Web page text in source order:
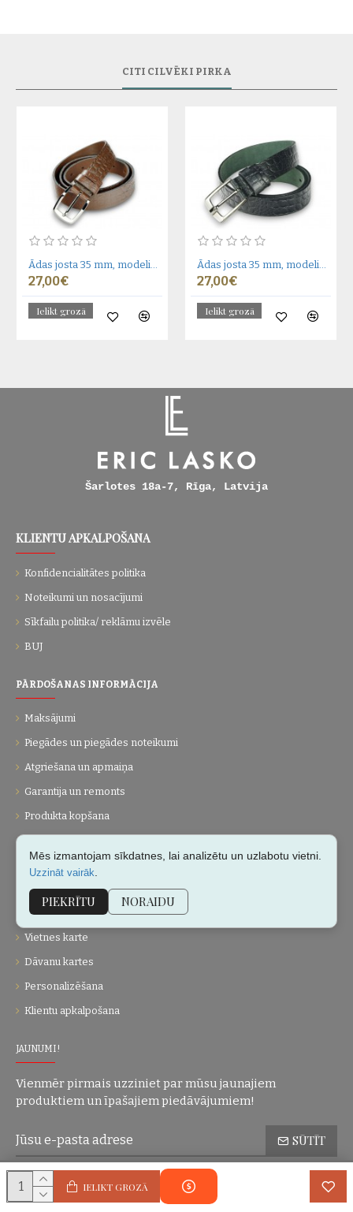
IELIKT GROZĀ
CITI CILVĒKI PIRKA
27,00€
Ielikt grozā
27,00€
Ielikt grozā
Šarlotes 18a-7, Rīga, Latvija
KLIENTU APKALPOŠANA
Konfidencialitātes politika
Noteikumi un nosacījumi
Sīkfailu politika/ reklāmu izvēle
BUJ
PĀRDOŠANAS INFORMĀCIJA
Maksājumi
Piegādes un piegādes noteikumi
Atgriešana un apmaiņa
Garantija un remonts
Produkta kopšana
UZŅĒMUMS
Par mums
Kontakti
Vietnes karte
Dāvanu kartes
Personalizēšana
Klientu apkalpošana
JAUNUMI!
Vienmēr pirmais uzziniet par mūsu jaunajiem
produktiem un īpašajiem piedāvājumiem!
SŪTĪT
Esmu iepazinies(-usies) ar sadaļu Konfidencialitātes politika
piekrītu visiem minētajiem noteikumiem
Mēs izmantojam sīkdatnes, lai analizētu un uzlabotu vietni.
Uzzināt vairāk
PIEKRĪTU NORAIDU